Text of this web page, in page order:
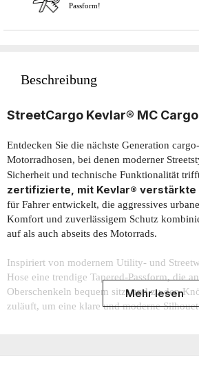
Passform!
Beschreibung
StreetCargo Kevlar® MC Cargo
Entdecken Sie die nächste Generation
Motorradhosen, bei denen moderner
Sicherheit und technische Funktionalität
zertifizierte, mit Kevlar® verstärkte
für Fahrer entwickelt, die aggressives
Komfort und zuverlässigem Schutz
auf als auch abseits des Motorrads.
Inspiriert von modernem Utility- und
Hose eine trendige Tapered-Passform, die
Oberschenkeln bequem sitzt und zu den
zuläuft, um eine klare und moderne
Mehr lesen